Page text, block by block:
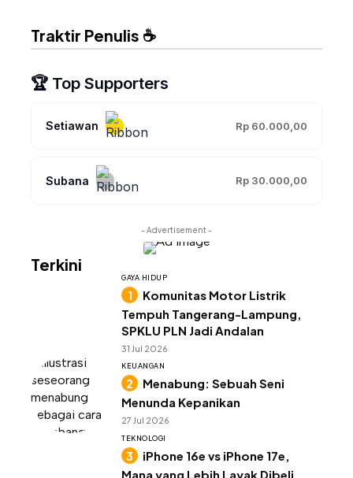
Traktir Penulis ☕
🏆 Top Supporters
Setiawan Rp 60.000,00
Subana Rp 30.000,00
- Advertisement -
Terkini
GAYA HIDUP
Komunitas Motor Listrik
Tempuh Tangerang-Lampung,
SPKLU PLN Jadi Andalan
31 Jul 2026
KEUANGAN
Menabung: Sebuah Seni
Menunda Kepanikan
27 Jul 2026
TEKNOLOGI
iPhone 16e vs iPhone 17e,
Mana yang Lebih Layak Dibeli